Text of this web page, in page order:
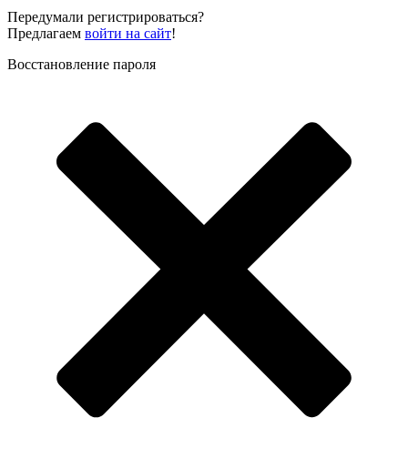
Передумали регистрироваться?
Предлагаем войти на сайт!
Восстановление пароля